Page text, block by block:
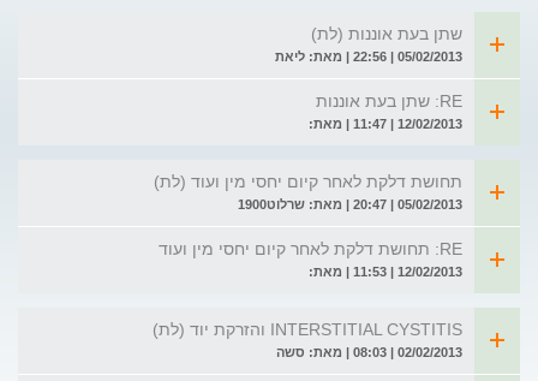
שתן בעת אוננות (לת)
05/02/2013 | 22:56 | מאת: ליאת
RE: שתן בעת אוננות
12/02/2013 | 11:47 | מאת:
תחושת דלקת לאחר קיום יחסי מין ועוד (לת)
05/02/2013 | 20:47 | מאת: שרלוט1900
RE: תחושת דלקת לאחר קיום יחסי מין ועוד
12/02/2013 | 11:53 | מאת:
INTERSTITIAL CYSTITIS והזרקת יוד (לת)
02/02/2013 | 08:03 | מאת: סשה